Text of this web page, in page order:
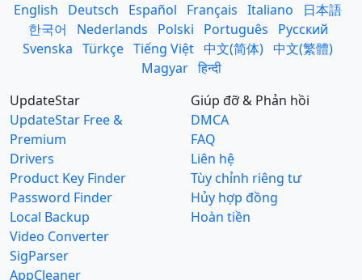
English Deutsch Español Français Italiano
日本語
한국어
Nederlands Polski Português
Русский
Svenska Türkçe Tiếng Việt 中文(简体) 中文(繁體)
Magyar हिन्दी
UpdateStar
UpdateStar Free &
Premium
Drivers
Product Key Finder
Password Finder
Local Backup
Video Converter
SigParser
AppCleaner
Giúp đỡ & Phản hồi
DMCA
FAQ
Liên hệ
Tùy chỉnh riêng tư
Hủy hợp đồng
Hoàn tiền